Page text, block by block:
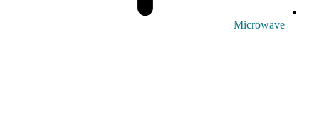
Microwave